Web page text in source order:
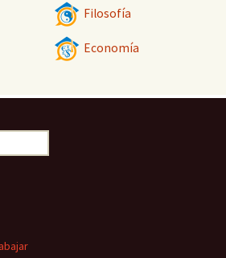
Filosofía
Economía